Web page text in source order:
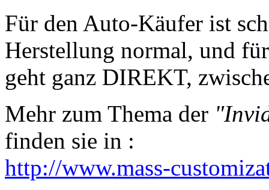
Für den Auto-Käufer ist
Herstellung normal, und
geht ganz DIREKT,
Mehr zum Thema der
finden sie in :
http://www.mass-